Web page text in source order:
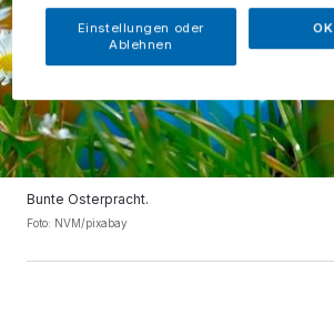
Bunte Osterpracht.
Foto: NVM/pixabay
Einstellungen oder
Ablehnen
OK